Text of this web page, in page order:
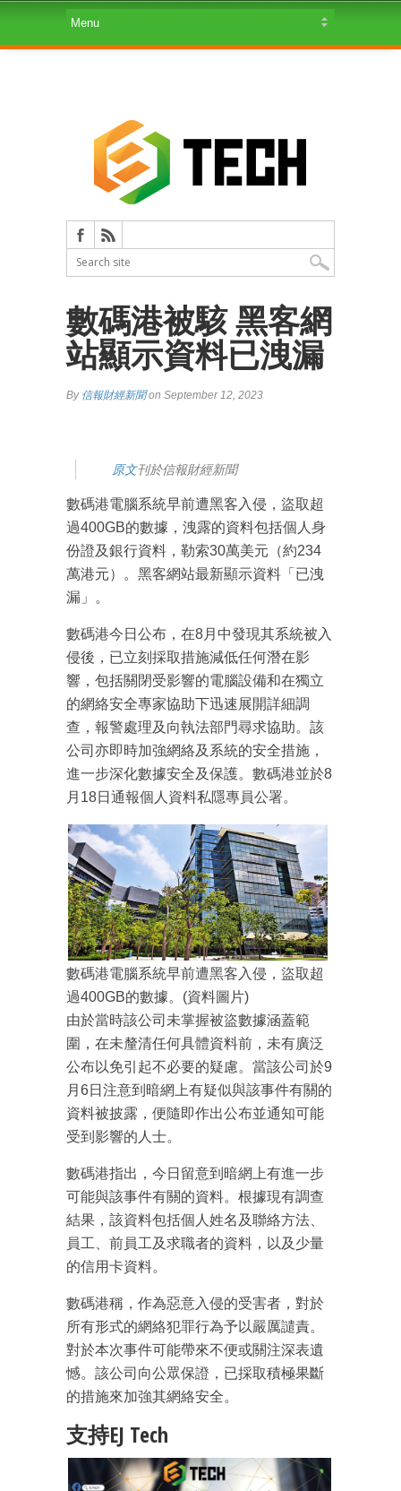
數碼港被駭 黑客網
站顯示資料已洩漏
By 信報財經新聞on September 12, 2023
原文刊於信報財經新聞
數碼港電腦系統早前遭黑客入侵，盜取超
過400GB的數據，洩露的資料包括個人身
份證及銀行資料，勒索30萬美元（約234
萬港元）。黑客網站最新顯示資料「已洩
漏」。
數碼港今日公布，在8月中發現其系統被入
侵後，已立刻採取措施減低任何潛在影
響，包括關閉受影響的電腦設備和在獨立
的網絡安全專家協助下迅速展開詳細調
查，報警處理及向執法部門尋求協助。該
公司亦即時加強網絡及系統的安全措施，
進一步深化數據安全及保護。數碼港並於8
月18日通報個人資料私隱專員公署。
數碼港電腦系統早前遭黑客入侵，盜取超
過400GB的數據。(資料圖片)
由於當時該公司未掌握被盜數據涵蓋範
圍，在未釐清任何具體資料前，未有廣泛
公布以免引起不必要的疑慮。當該公司於9
月6日注意到暗網上有疑似與該事件有關的
資料被披露，便隨即作出公布並通知可能
受到影響的人士。
數碼港指出，今日留意到暗網上有進一步
可能與該事件有關的資料。根據現有調查
結果，該資料包括個人姓名及聯絡方法、
員工、前員工及求職者的資料，以及少量
的信用卡資料。
數碼港稱，作為惡意入侵的受害者，對於
所有形式的網絡犯罪行為予以嚴厲譴責。
對於本次事件可能帶來不便或關注深表遺
憾。該公司向公眾保證，已採取積極果斷
的措施來加強其網絡安全。
支持EJ Tech
成為 EJ Tech 會員
最新資訊（附創業懶人包）
箱！